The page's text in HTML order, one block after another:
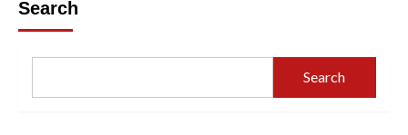
Search
Search